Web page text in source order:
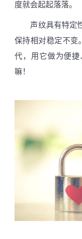
度就会起起落落。
声纹具有特定性
保持相对稳定不变
代，用它做为便
嘛！